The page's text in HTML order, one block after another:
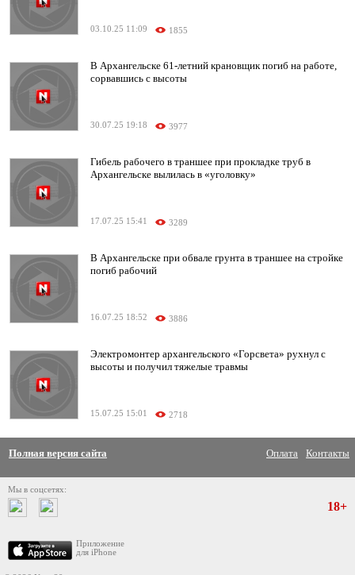
03.10.25 11:09 1855
В Архангельске 61-летний крановщик погиб на работе,
сорвавшись с высоты
30.07.25 19:18 3977
Гибель рабочего в траншее при прокладке труб в
Архангельске вылилась в «уголовку»
17.07.25 15:41 3289
В Архангельске при обвале грунта в траншее на стройке
погиб рабочий
16.07.25 18:52 3886
Электромонтер архангельского «Горсвета» рухнул с
высоты и получил тяжелые травмы
15.07.25 15:01 2718
Полная версия сайта Оплата Контакты
Мы в соцсетях:
Приложение
для iPhone
18+